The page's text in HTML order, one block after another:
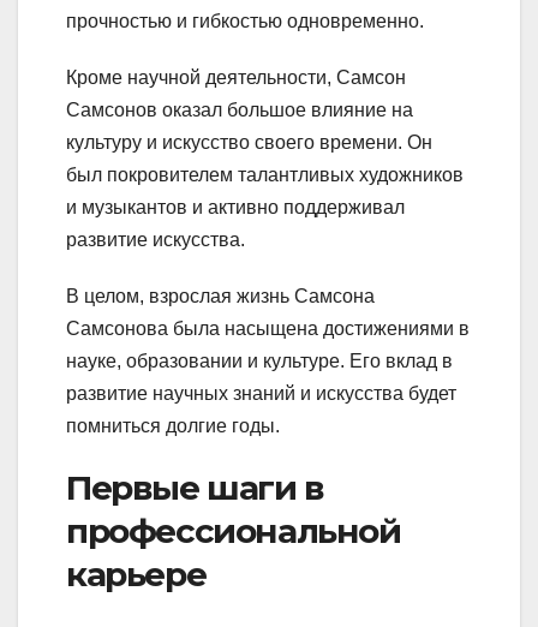
прочностью и гибкостью одновременно.
Кроме научной деятельности, Самсон
Самсонов оказал большое влияние на
культуру и искусство своего времени. Он
был покровителем талантливых художников
и музыкантов и активно поддерживал
развитие искусства.
В целом, взрослая жизнь Самсона
Самсонова была насыщена достижениями в
науке, образовании и культуре. Его вклад в
развитие научных знаний и искусства будет
помниться долгие годы.
Первые шаги в
профессиональной
карьере